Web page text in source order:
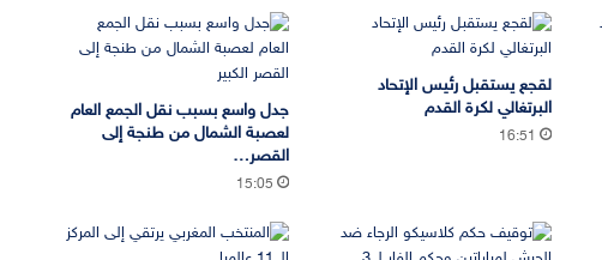
لقجع يستقبل رئيس الإتحاد
البرتغالي لكرة القدم
16:51
جدل واسع بسبب نقل الجمع العام
لعصبة الشمال من طنجة إلى
القصر…
15:05